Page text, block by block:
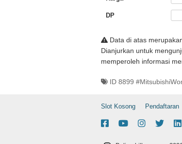
DP
Data di atas
Dianjurkan untuk
memperoleh informasi
ID 8899
Slot Kosong Pendaftaran
Facebook
YoutubeInstagram
X-